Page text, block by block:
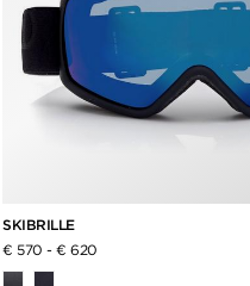
SKIBRILLE
€ 570 - € 620